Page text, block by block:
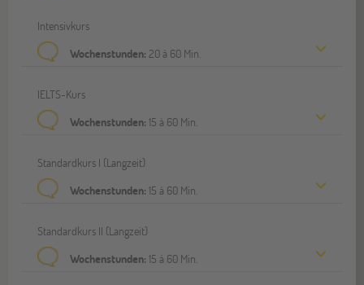
Intensivkurs
Wochenstunden: 20 à 60 Min.
IELTS-Kurs
Wochenstunden: 15 à 60 Min.
Standardkurs I (Langzeit)
Wochenstunden: 15 á 60 Min.
Standardkurs II (Langzeit)
Wochenstunden: 15 á 60 Min.